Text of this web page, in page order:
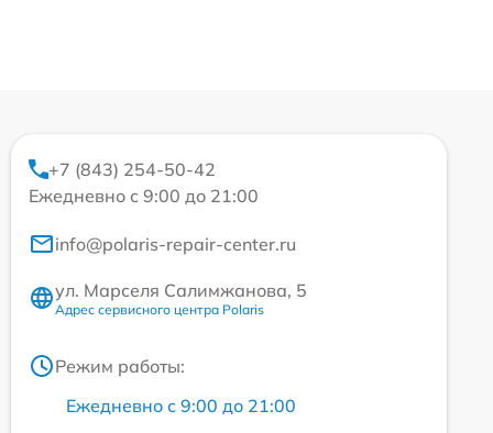
+7 (843) 254-50-42
Ежедневно с 9:00 до 21:00
info@polaris-repair-center.ru
ул. Марселя Салимжанова, 5
Адрес сервисного центра Polaris
Режим работы:
Ежедневно с 9:00 до 21:00